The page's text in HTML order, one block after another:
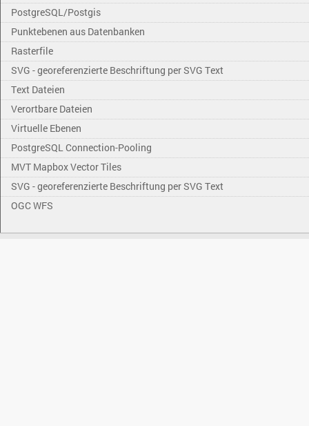
PostgreSQL/Postgis
Punktebenen aus Datenbanken
Rasterfile
SVG - georeferenzierte Beschriftung per SVG Text
Text Dateien
Verortbare Dateien
Virtuelle Ebenen
PostgreSQL Connection-Pooling
MVT Mapbox Vector Tiles
SVG - georeferenzierte Beschriftung per SVG Text
OGC WFS